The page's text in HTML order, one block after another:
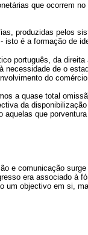
que ocorrem
produzidas pelos
isto é a formação de
português, da
necessidade de o
do
a quase total
da
que
e comunicação
era associado à
um objectivo em si,